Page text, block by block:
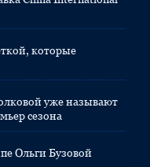
которые
уже называют
сезона
Ольги Бузовой